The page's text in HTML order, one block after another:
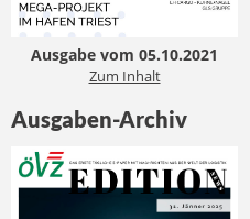
Ausgabe vom 05.10.2021
Zum Inhalt
Ausgaben-Archiv